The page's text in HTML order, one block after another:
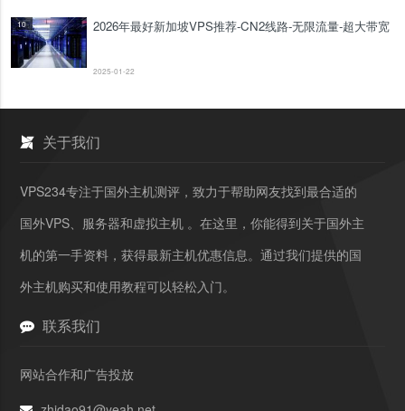
10 2026年最好新加坡VPS推荐-CN2线路-无限流量-超大带宽
2025-01-22
关于我们
VPS234专注于国外主机测评，致力于帮助网友找到最合适的
国外VPS、服务器和虚拟主机 。在这里，你能得到关于国外主
机的第一手资料，获得最新主机优惠信息。通过我们提供的国
外主机购买和使用教程可以轻松入门。
联系我们
网站合作和广告投放